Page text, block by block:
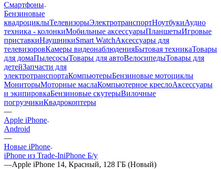
Смартфоны
Бензиновые
квадроциклыТелевизорыЭлектротранспортНоутбукиАудио
техника - колонкиМобильные аксессуарыПланшетыИгровые
приставкиНаушникиSmart WatchАксессуары для
телевизоровКамеры видеонаблюденияБытовая техникаТовары
для домаПылесосыТовары для автоВелосипедыТовары для
детейЗапчасти для
электротранспортаКомпьютерыБензиновые мотоциклы
МониторыМоторные маслаКомпьютерное креслоАксессуары
и экипировкаБензиновые скутерыВилочные
погрузчикиКвадрокоптеры
—
Apple iPhone
Android
—
Новые iPhone
iPhone из Trade-IniPhone Б/у
—Apple iPhone 14, Красный, 128 ГБ (Новый)